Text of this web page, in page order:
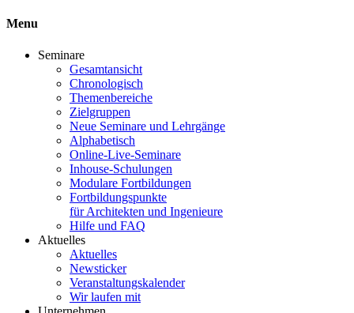
Menu
Seminare
Gesamtansicht
Chronologisch
Themenbereiche
Zielgruppen
Neue Seminare und Lehrgänge
Alphabetisch
Online-Live-Seminare
Inhouse-Schulungen
Modulare Fortbildungen
Fortbildungspunkte
für Architekten und Ingenieure
Hilfe und FAQ
Aktuelles
Aktuelles
Newsticker
Veranstaltungskalender
Wir laufen mit